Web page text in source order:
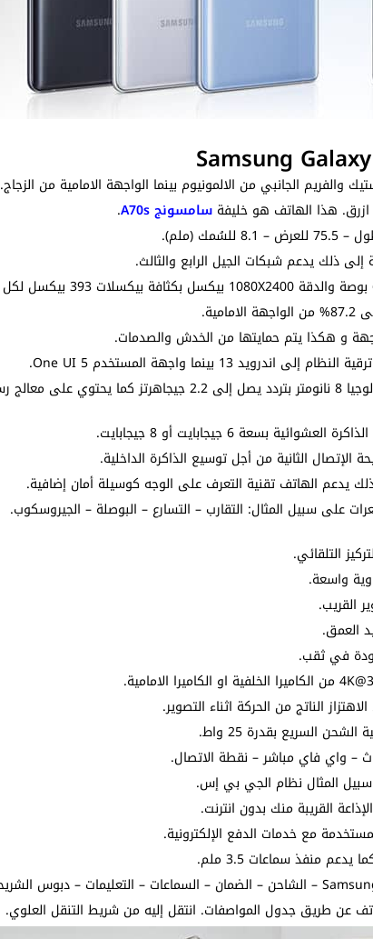
والفريم الجانبي من الالمونيوم بينما الواجهة الامامية من الزجاج.
سامسونج A70s
.
ذلك يدعم شبكات الجيل الرابع والثالث.
و هكذا يتم حمايتها من الخدش والصدمات.
الثانية من أجل توسيع الذاكرة الداخلية.
يدعم الهاتف تقنية التعرف على الوجه كوسيلة أمان إضافية.
على سبيل المثال: التقارب – التسارع – البوصلة – الجيروسكوب.
– واي فاي مباشر – نقطة الاتصال.
سبيل المثال نظام الجي بي إس.
القريبة منك بدون انترنت.
منفذ سماعات 3.5 ملم.
عن طريق جدول المواصفات. انتقل إليه من شريط التنقل العلوي.